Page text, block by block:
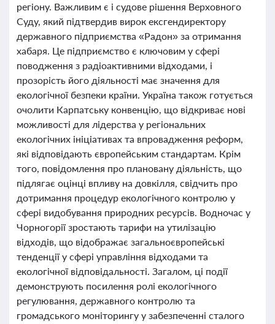
регіону. Важливим є і судове рішення Верховного
Суду, який підтвердив вирок ексгендиректору
державного підприємства «Радон» за отримання
хабаря. Це підприємство є ключовим у сфері
поводження з радіоактивними відходами, і
прозорість його діяльності має значення для
екологічної безпеки країни. Україна також готується
очолити Карпатську конвенцію, що відкриває нові
можливості для лідерства у регіональних
екологічних ініціативах та впровадження реформ,
які відповідають європейським стандартам. Крім
того, повідомлення про плановану діяльність, що
підлягає оцінці впливу на довкілля, свідчить про
дотримання процедур екологічного контролю у
сфері видобування природних ресурсів. Водночас у
Чорногорії зростають тарифи на утилізацію
відходів, що відображає загальноєвропейські
тенденції у сфері управління відходами та
екологічної відповідальності. Загалом, ці події
демонструють посилення ролі екологічного
регулювання, державного контролю та
громадського моніторингу у забезпеченні сталого